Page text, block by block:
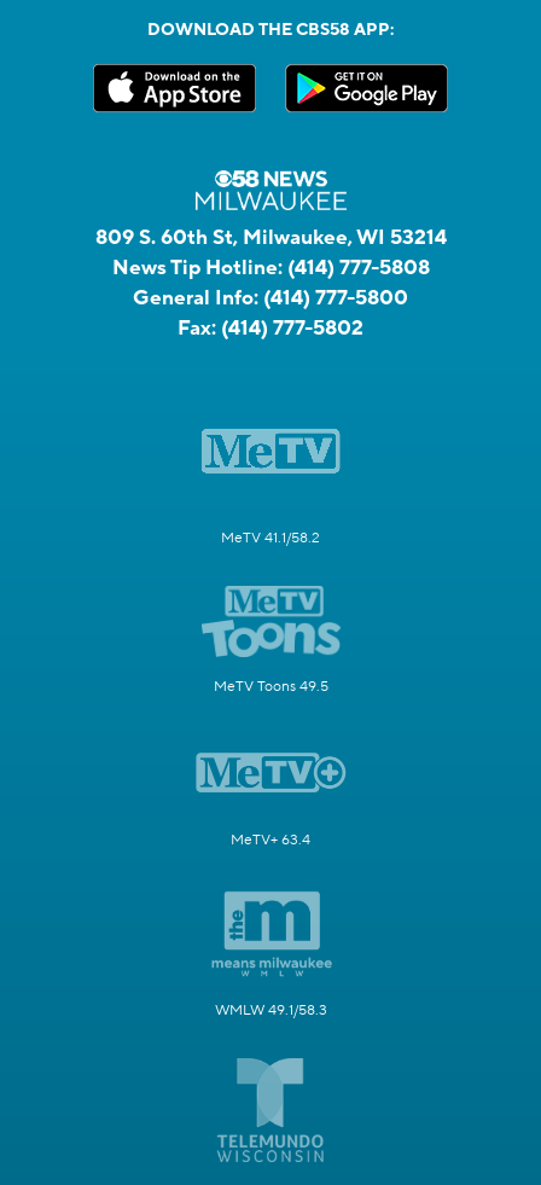
DOWNLOAD THE CBS58 APP:
809 S. 60th St, Milwaukee, WI 53214
News Tip Hotline: (414) 777-5808
General Info: (414) 777-5800
Fax: (414) 777-5802
MeTV 41.1/58.2
MeTV Toons 49.5
MeTV+ 63.4
WMLW 49.1/58.3